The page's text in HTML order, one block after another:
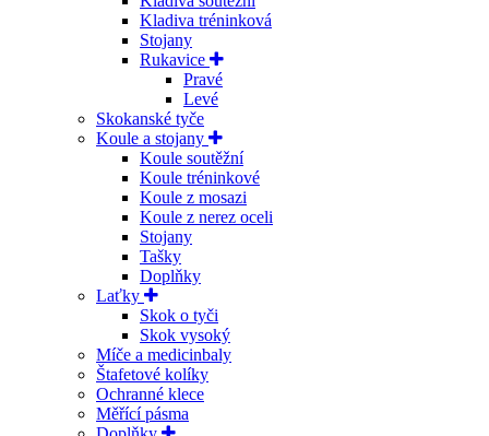
Kladiva tréninková
Stojany
Rukavice
Pravé
Levé
Skokanské tyče
Koule a stojany
Koule soutěžní
Koule tréninkové
Koule z mosazi
Koule z nerez oceli
Stojany
Tašky
Doplňky
Laťky
Skok o tyči
Skok vysoký
Míče a medicinbaly
Štafetové kolíky
Ochranné klece
Měřící pásma